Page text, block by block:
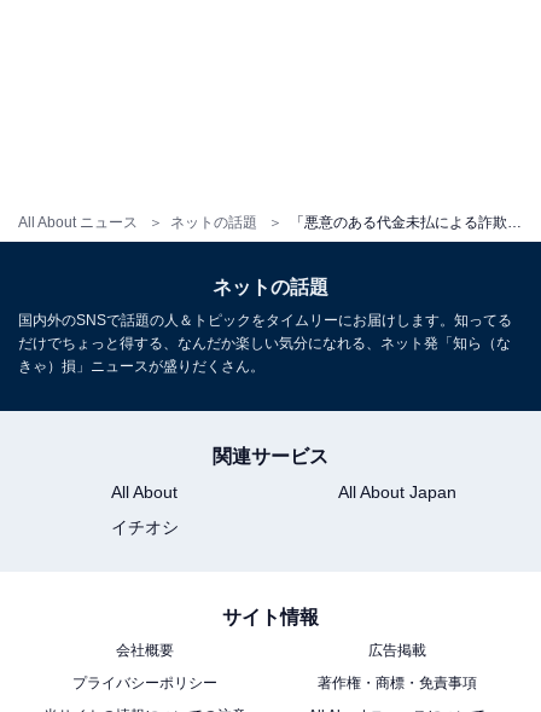
All About ニュース ネットの話題
ネットの話題
国内外のSNSで話題の人＆トピックをタイムリーにお届けします。知ってる
だけでちょっと得する、なんだか楽しい気分になれる、ネット発「知ら（な
きゃ）損」ニュースが盛りだくさん。
関連サービス
All About
All About Japan
イチオシ
サイト情報
会社概要
広告掲載
プライバシーポリシー
著作権・商標・免責事項